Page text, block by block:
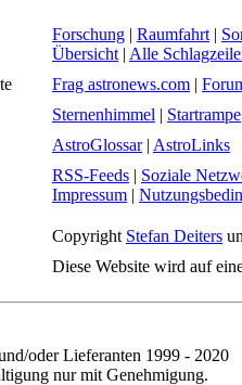
Forschung | Raumfahrt |
Übersicht | Alle
Frag astronews.com |
Sternenhimmel | Startrampe
AstroGlossar| AstroLinks
RSS-Feeds | Soziale
Impressum |
Copyright Stefan Deiters
Diese Website wird auf
oder Lieferanten 1999 - 2020
nur mit Genehmigung.